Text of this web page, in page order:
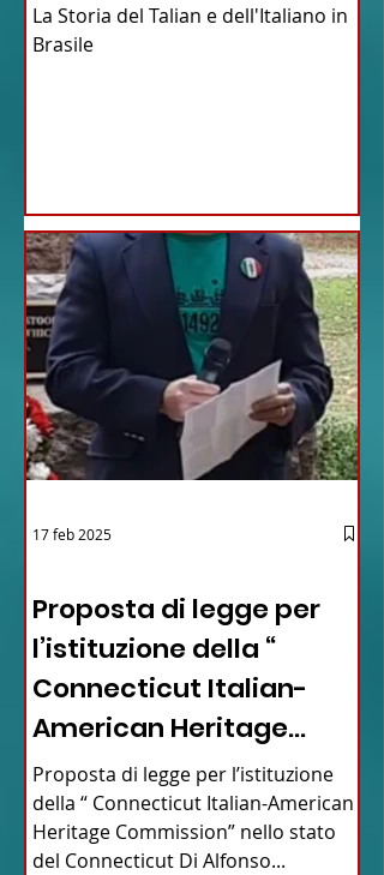
La Storia del Talian e dell'Italiano in
Brasile
Proposta di legge per
l’istituzione della “
Connecticut Italian-
American Heritage
Commission” nello stato
del Connecticut
Proposta di legge per l’istituzione
della “ Connecticut Italian-American
Heritage Commission” nello stato
del Connecticut Di Alfonso...
17 feb 2025